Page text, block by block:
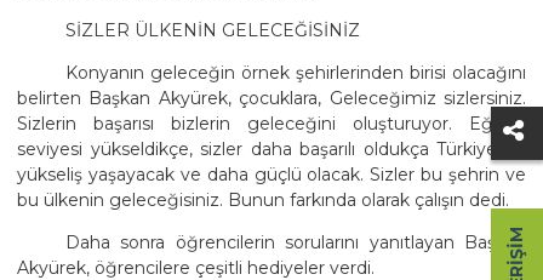
SİZLER ÜLKENİN GELECEĞİSİNİZ
Konyanın geleceğin örnek şehirlerinden birisi olacağını
belirten Başkan Akyürek, çocuklara, Geleceğimiz sizlersiniz.
Sizlerin başarısı bizlerin geleceğini oluşturuyor. Eğitim
seviyesi yükseldikçe, sizler daha başarılı oldukça Türkiye bir
yükseliş yaşayacak ve daha güçlü olacak. Sizler bu şehrin ve
bu ülkenin geleceğisiniz. Bunun farkında olarak çalışın dedi.
Daha sonra öğrencilerin sorularını yanıtlayan Başkan
Akyürek, öğrencilere çeşitli hediyeler verdi.